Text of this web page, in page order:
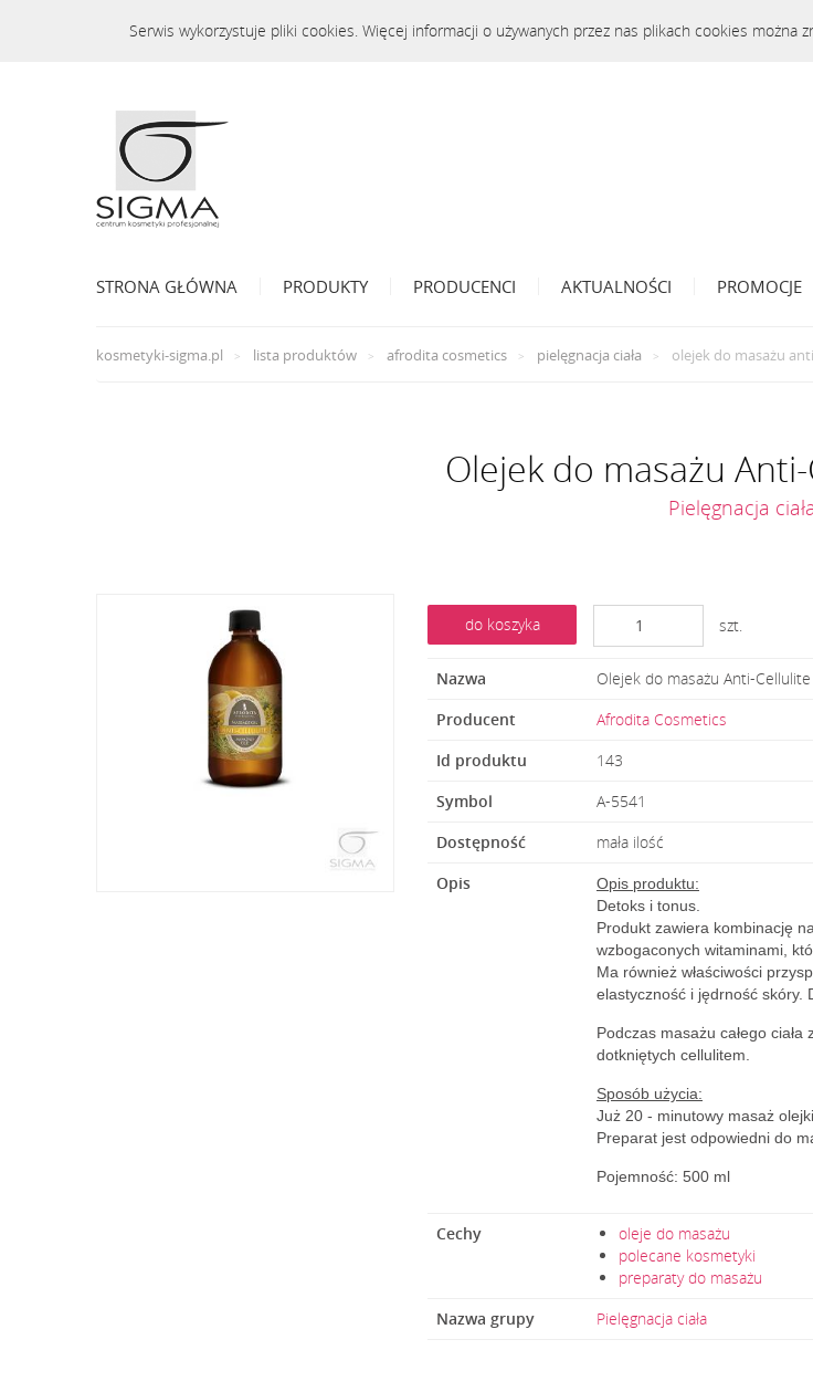
Serwis wykorzystuje pliki cookies. Więcej informacji o używanych przez nas plikach cookies można
STRONA GŁÓWNA PRODUKTY PRODUCENCI AKTUALNOŚCI PROMOCJE
kosmetyki-sigma.pl lista produktów afrodita cosmetics pielęgnacja ciała olejek do masażu
Olejek do masażu
Pielęgnacja ciała
do koszyka szt.
Nazwa
Olejek do masażu Anti-
Producent
Afrodita Cosmetics
Id produktu
143
Symbol
A-5541
Dostępność
mała ilość
Opis
Opis produktu:
Detoks i tonus.
Produkt zawiera kombinację
wzbogaconych witaminami,
Ma również właściwości
elastyczność i jędrność skóry.
Podczas masażu całego
dotkniętych cellulitem.
Sposób użycia:
Już 20 - minutowy masaż
Preparat jest odpowiedni do
Pojemność: 500 ml
Cechy
oleje do masażu
polecane kosmetyki
preparaty do masażu
Nazwa grupy
Pielęgnacja ciała